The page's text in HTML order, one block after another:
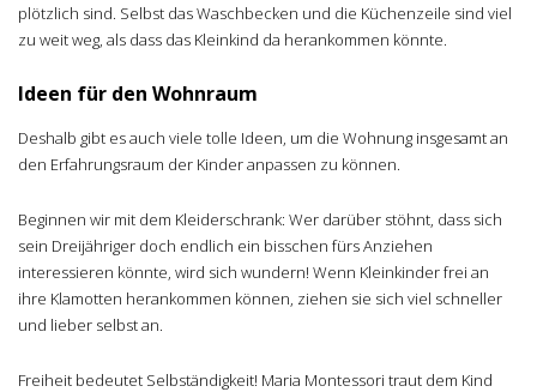
plötzlich sind. Selbst das Waschbecken und die Küchenzeile sind viel
zu weit weg, als dass das Kleinkind da herankommen könnte.
Ideen für den Wohnraum
Deshalb gibt es auch viele tolle Ideen, um die Wohnung insgesamt an
den Erfahrungsraum der Kinder anpassen zu können.
Beginnen wir mit dem Kleiderschrank: Wer darüber stöhnt, dass sich
sein Dreijähriger doch endlich ein bisschen fürs Anziehen
interessieren könnte, wird sich wundern! Wenn Kleinkinder frei an
ihre Klamotten herankommen können, ziehen sie sich viel schneller
und lieber selbst an.
Freiheit bedeutet Selbständigkeit! Maria Montessori traut dem Kind